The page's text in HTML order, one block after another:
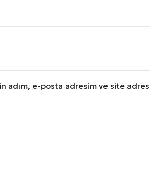
adım, e-posta adresim ve site